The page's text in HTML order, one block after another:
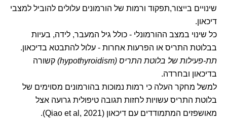
שינויים בייצור,תפקוד ורמות של הורמונים עלולים להוביל למצבי
דיכאון.
כל שינוי במצב ההורמונלי - כולל גיל המעבר, לידה, בעיות
בבלוטת התריס או הפרעות אחרות - עלול להתבטא בדיכאון.
תת-פעילות של בלוטת התריס (hypothyroidism)
קשורה
בדיכאון ובחרדה.
למשל מחקר העלה כי רמות נמוכות בהורמונים מסוימים של
בלוטת התריס עשויות לחזות תגובה טיפולית גרועה אצל
מאושפזים המתמודדים עם דיכאון (Qiao et al, 2021).